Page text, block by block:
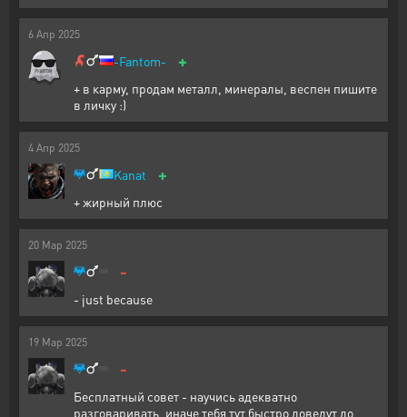
6 Апр 2025
-Fantom- +
+ в карму, продам металл, минералы, веспен пишите
в личку :)
4 Апр 2025
Kanat +
+ жирный плюс
20 Мар 2025
-
- just because
19 Мар 2025
-
Бесплатный совет - научись адекватно
разговаривать, иначе тебя тут быстро доведут до